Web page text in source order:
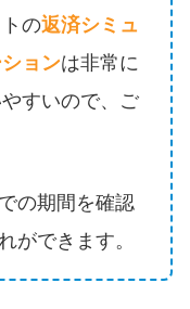
の返済シミュ
ョンは非常に
すいので、ご
の期間を確認
ができます。